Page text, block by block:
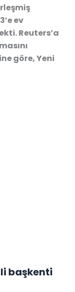
ev
Reuters’a
göre, Yeni
başkenti